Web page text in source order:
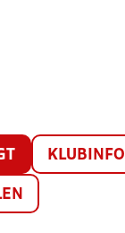
KLUBINFO